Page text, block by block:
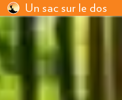
Un sac sur le dos